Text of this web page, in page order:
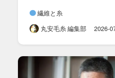
繊維と糸
丸安毛糸 編集部
2026-